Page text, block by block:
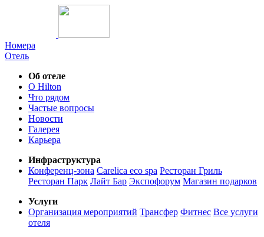
Номера
Отель
Об отеле
О Hilton
Что рядом
Частые вопросы
Новости
Галерея
Карьера
Инфраструктура
Конференц-зона Carelica eco spa Ресторан Гриль
Ресторан Парк Лайт Бар Экспофорум Магазин подарков
Услуги
Организация мероприятий Трансфер Фитнес Все услуги
отеля